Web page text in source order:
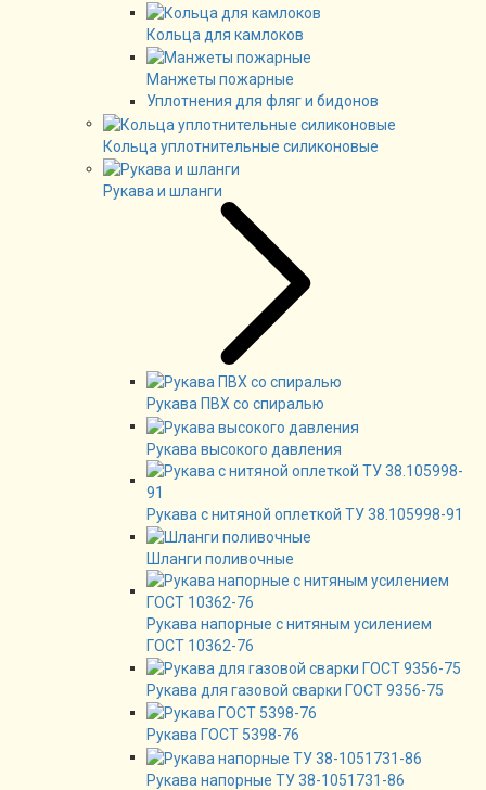
Кольца для камлоков
Манжеты пожарные
Уплотнения для фляг и бидонов
Кольца уплотнительные силиконовые
Рукава и шланги
Рукава ПВХ со спиралью
Рукава высокого давления
Рукава с нитяной оплеткой ТУ 38.105998-91
Шланги поливочные
Рукава напорные с нитяным усилением
ГОСТ 10362-76
Рукава для газовой сварки ГОСТ 9356-75
Рукава ГОСТ 5398-76
Рукава напорные ТУ 38-1051731-86